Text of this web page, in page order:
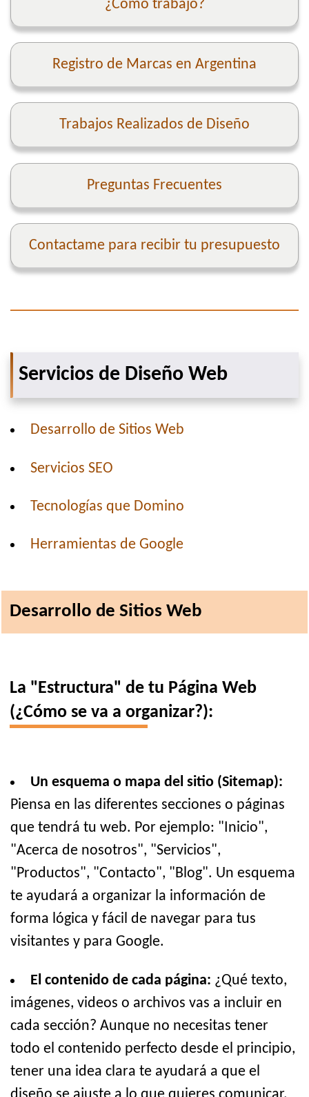
¿Cómo trabajo?
Registro de Marcas en Argentina
Trabajos Realizados de Diseño
Preguntas Frecuentes
Contactame para recibir tu presupuesto
Servicios de Diseño Web
Desarrollo de Sitios Web
Servicios SEO
Tecnologías que Domino
Herramientas de Google
Desarrollo de Sitios Web
La "Estructura" de tu Página Web
(¿Cómo se va a organizar?):
Un esquema o mapa del sitio (Sitemap):
Piensa en las diferentes secciones o páginas
que tendrá tu web. Por ejemplo: "Inicio",
"Acerca de nosotros", "Servicios",
"Productos", "Contacto", "Blog". Un esquema
te ayudará a organizar la información de
forma lógica y fácil de navegar para tus
visitantes y para Google.
El contenido de cada página: ¿Qué texto,
imágenes, videos o archivos vas a incluir en
cada sección? Aunque no necesitas tener
todo el contenido perfecto desde el principio,
tener una idea clara te ayudará a que el